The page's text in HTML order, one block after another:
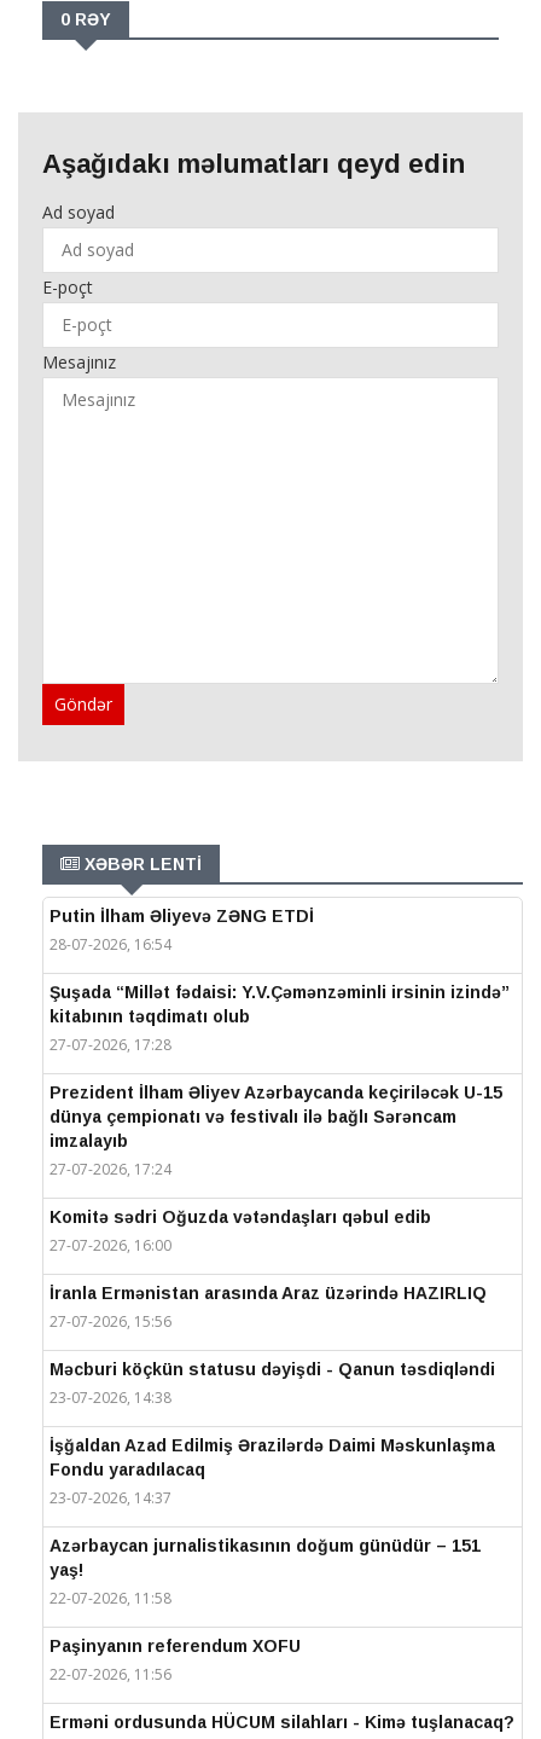
0 RƏY
Aşağıdakı məlumatları qeyd edin
Ad soyad
E-poçt
Mesajınız
Göndər
XƏBƏR LENTİ
Putin İlham Əliyevə ZƏNG ETDİ
28-07-2026, 16:54
Şuşada “Millət fədaisi: Y.V.Çəmənzəminli irsinin izində”
kitabının təqdimatı olub
27-07-2026, 17:28
Prezident İlham Əliyev Azərbaycanda keçiriləcək U-15
dünya çempionatı və festivalı ilə bağlı Sərəncam
imzalayıb
27-07-2026, 17:24
Komitə sədri Oğuzda vətəndaşları qəbul edib
27-07-2026, 16:00
İranla Ermənistan arasında Araz üzərində HAZIRLIQ
27-07-2026, 15:56
Məcburi köçkün statusu dəyişdi - Qanun təsdiqləndi
23-07-2026, 14:38
İşğaldan Azad Edilmiş Ərazilərdə Daimi Məskunlaşma
Fondu yaradılacaq
23-07-2026, 14:37
Azərbaycan jurnalistikasının doğum günüdür – 151
yaş!
22-07-2026, 11:58
Paşinyanın referendum XOFU
22-07-2026, 11:56
Erməni ordusunda HÜCUM silahları - Kimə tuşlanacaq?